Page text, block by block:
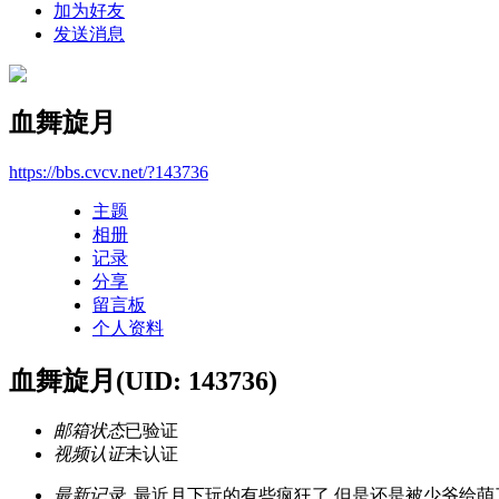
加为好友
发送消息
血舞旋月
https://bbs.cvcv.net/?143736
主题
相册
记录
分享
留言板
个人资料
血舞旋月 (UID: 143736)
邮箱状态已验证
视频认证未认证